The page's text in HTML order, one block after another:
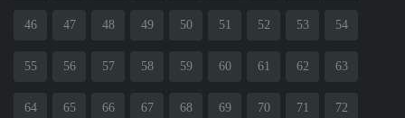
46 47 48 49 50 51 52 53 54
55 56 57 58 59 60 61 62 63
64 65 66 67 68 69 70 71 72